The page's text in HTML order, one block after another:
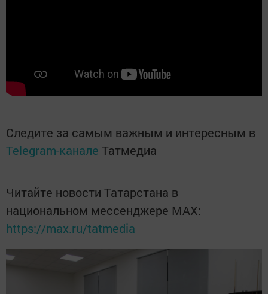
Следите за самым важным и интересным в
Telegram-канале Татмедиа
Читайте новости Татарстана в
национальном мессенджере MАХ:
https://max.ru/tatmedia